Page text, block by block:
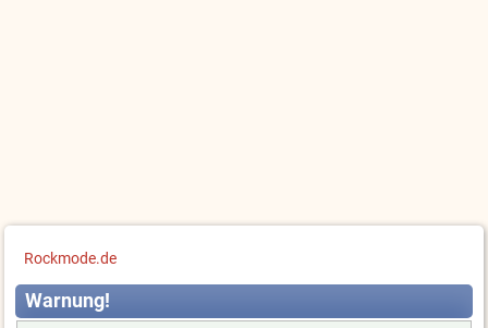
Rockmode.de
Warnung!